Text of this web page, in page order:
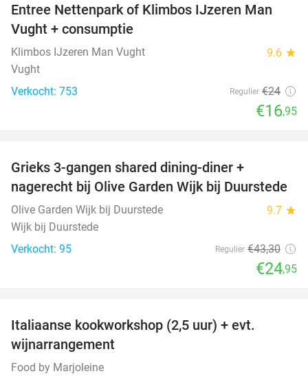
29%
Entree Nettenpark of Klimbos IJzeren Man
Vught + consumptie
Klimbos IJzeren Man Vught 9.6 star
Vught
Verkocht: 753
Regulier €24
€16,95
Grieks 3-gangen shared dining-diner +
nagerecht bij Olive Garden Wijk bij Duurstede
Olive Garden Wijk bij Duurstede 9.7 star
Wijk bij Duurstede
Verkocht: 95
Regulier €43,30
€24,95
Italiaanse kookworkshop (2,5 uur) + evt.
wijnarrangement
Food by Marjoleine